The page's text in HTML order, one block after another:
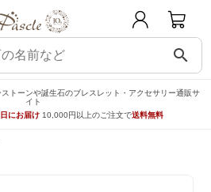
search
トーンや誕生石のブレスレット・アクセサリー通販サ
イト
にお届け 10,000円以上のご注文で送料無料